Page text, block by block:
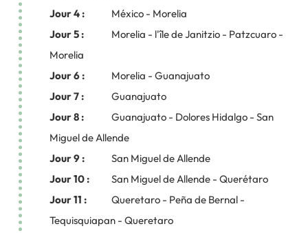
Jour 4 :
México - Morelia
Jour 5 :
Morelia - l'île de Janitzio - Patzcuaro -
Morelia
Jour 6 :
Morelia - Guanajuato
Jour 7 :
Guanajuato
Jour 8 :
Guanajuato - Dolores Hidalgo - San
Miguel de Allende
Jour 9 :
San Miguel de Allende
Jour 10 :
San Miguel de Allende - Querétaro
Jour 11 :
Queretaro - Peña de Bernal -
Tequisquiapan - Queretaro